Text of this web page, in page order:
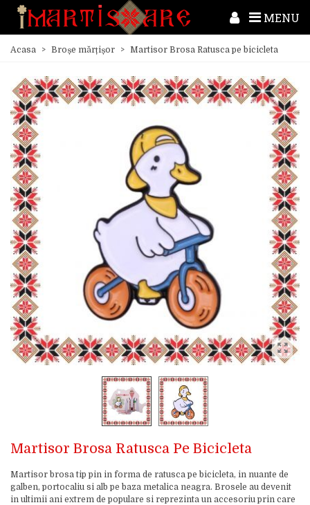
MENU
Acasa > Broșe mărțișor > Martisor Brosa Ratusca pe bicicleta
Martisor Brosa Ratusca Pe Bicicleta
Martisor brosa tip pin in forma de ratusca pe bicicleta, in nuante de
galben, portocaliu si alb pe baza metalica neagra. Brosele au devenit
in ultimii ani extrem de populare si reprezinta un accesoriu prin care